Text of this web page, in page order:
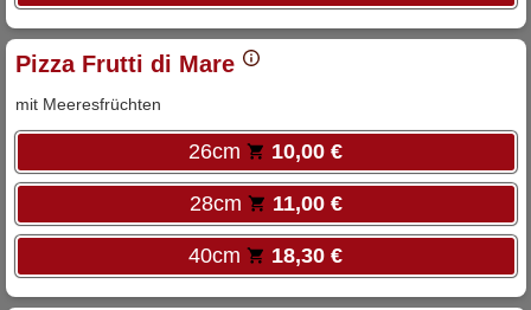
Pizza Frutti di Mare
mit Meeresfrüchten
26cm 10,00 €
28cm 11,00 €
40cm 18,30 €